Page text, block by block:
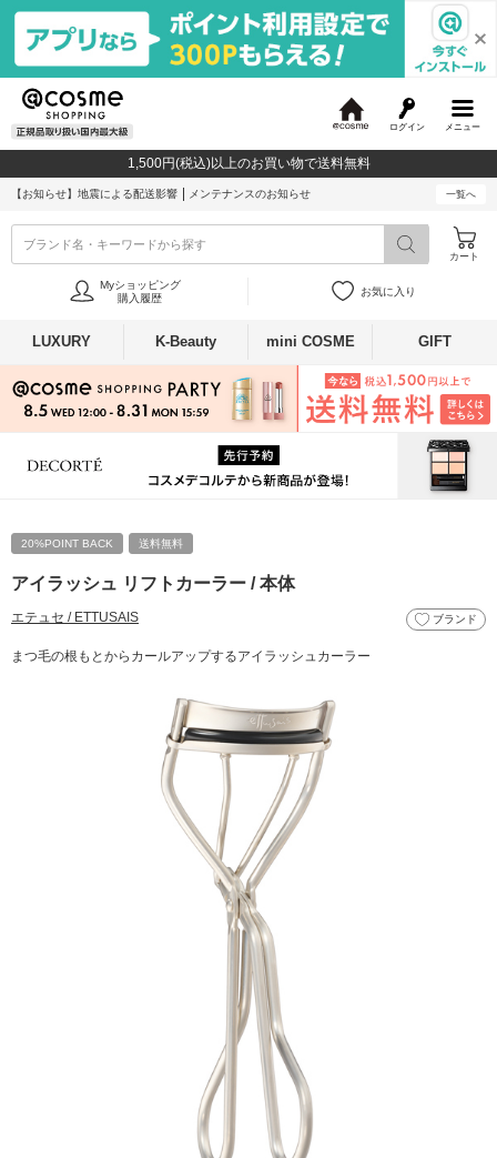
メニュー
ログイン
c
o
1,500円(税込)以上のお買い物で送料無料
【お知らせ】 地震による配送影響 メンテナンスのお知らせ 一覧へ
ブランド名・キーワードから探す
カート
Myショッピング
購入履歴
お気に入り
LUXURY K-Beauty mini COSME GIFT
20%POINT BACK 送料無料
アイラッシュ リフトカーラー / 本体
エテュセ / ETTUSAIS ブランド
まつ毛の根もとからカールアップするアイラッシュカーラー